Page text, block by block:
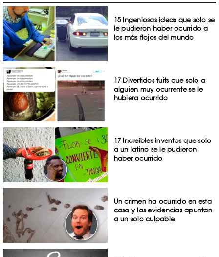
15 Ingeniosas ideas que solo se
le pudieron haber ocurrido a
los más flojos del mundo
17 Divertidos tuits que solo a
alguien muy ocurrente se le
hubiera ocurrido
17 Increíbles inventos que solo
a un latino se le pudieron
haber ocurrido
Un crimen ha ocurrido en esta
casa y las evidencias apuntan
a un solo culpable